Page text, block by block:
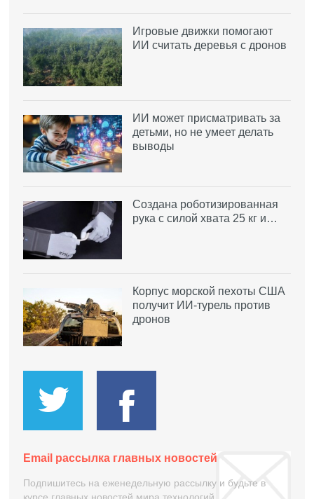
Игровые движки помогают
ИИ считать деревья с дронов
ИИ может присматривать за
детьми, но не умеет делать
выводы
Создана роботизированная
рука с силой хвата 25 кг и…
Корпус морской пехоты США
получит ИИ-турель против
дронов
Email рассылка главных новостей
Подпишитесь на еженедельную рассылку и будьте в